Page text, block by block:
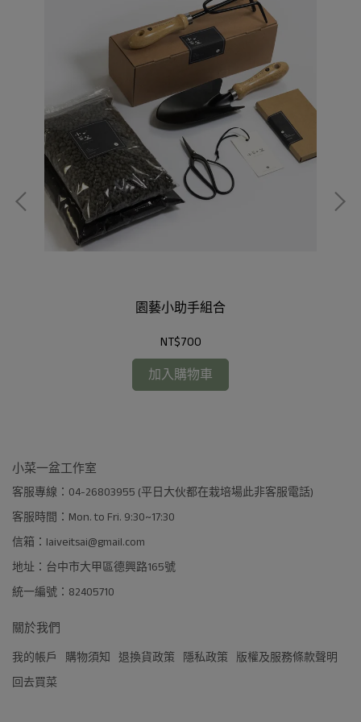
園藝小助手組合
NT$700
加入購物車
小菜一盆工作室
客服專線：04-26803955 (平日大伙都在栽培場此非客服電話)
客服時間：Mon. to Fri. 9:30~17:30
信箱：laiveitsai@gmail.com
地址：台中市大甲區德興路165號
統一編號：82405710
關於我們
我的帳戶 購物須知 退換貨政策 隱私政策
版權及服務條款聲明
回去買菜